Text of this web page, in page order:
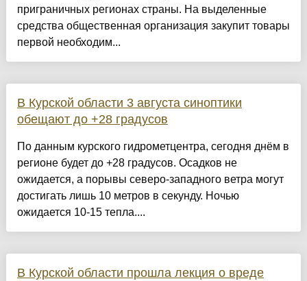
приграничных регионах страны. На выделенные
средства общественная организация закупит товары
первой необходим...
В Курской области 3 августа синоптики
обещают до +28 градусов
По данным курского гидрометцентра, сегодня днём в
регионе будет до +28 градусов. Осадков не
ожидается, а порывы северо-западного ветра могут
достигать лишь 10 метров в секунду. Ночью
ожидается 10-15 тепла....
В Курской области прошла лекция о вреде